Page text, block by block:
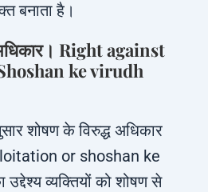
बनाता है।
Right against
ke virudh
शोषण के विरुद्ध अधिकार
or shoshan ke
व्यक्तियों को शोषण से